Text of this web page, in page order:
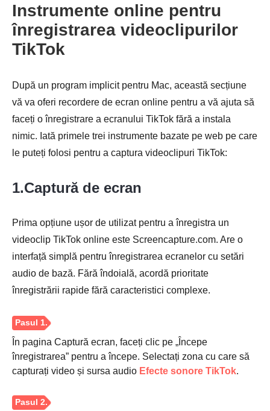
Pasul 1.
Pasul 2.
Instrumente online pentru
înregistrarea videoclipurilor
TikTok
După un program implicit pentru Mac, această secțiune
vă va oferi recordere de ecran online pentru a vă ajuta să
faceți o înregistrare a ecranului TikTok fără a instala
nimic. Iată primele trei instrumente bazate pe web pe care
le puteți folosi pentru a captura videoclipuri TikTok:
1.Captură de ecran
Prima opțiune ușor de utilizat pentru a înregistra un
videoclip TikTok online este Screencapture.com. Are o
interfață simplă pentru înregistrarea ecranelor cu setări
audio de bază. Fără îndoială, acordă prioritate
înregistrării rapide fără caracteristici complexe.
În pagina Captură ecran, faceți clic pe „Începe
înregistrarea” pentru a începe. Selectați zona cu care să
capturați video și sursa audio Efecte sonore TikTok.